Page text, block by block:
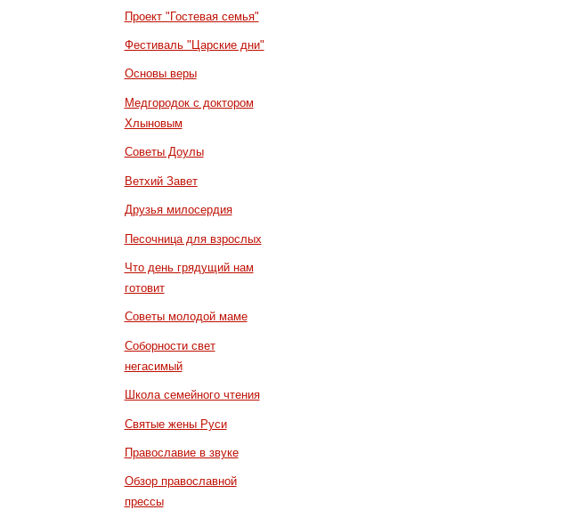
Проект "Гостевая семья"
Фестиваль "Царские дни"
Основы веры
Медгородок с доктором
Хлыновым
Советы Доулы
Ветхий Завет
Друзья милосердия
Песочница для взрослых
Что день грядущий нам
готовит
Советы молодой маме
Соборности свет
негасимый
Школа семейного чтения
Святые жены Руси
Православие в звуке
Обзор православной
прессы